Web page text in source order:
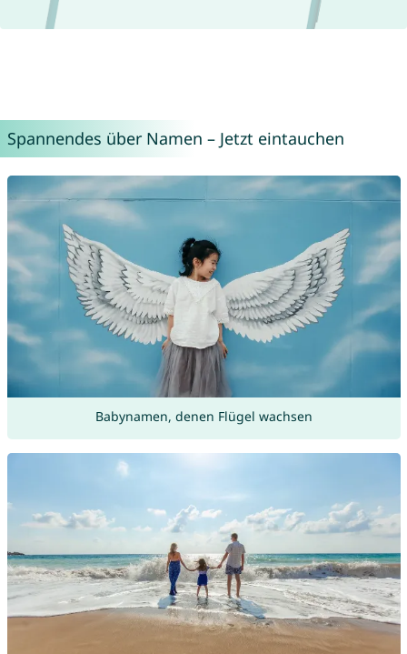
Spannendes über Namen – Jetzt eintauchen
Babynamen, denen Flügel wachsen